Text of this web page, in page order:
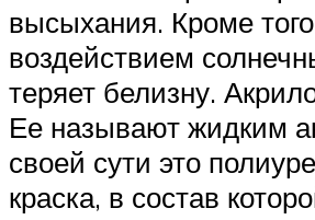
высыхания. Кроме
воздействием
теряет белизну.
Ее называют жидким
своей сути это
краска, в состав